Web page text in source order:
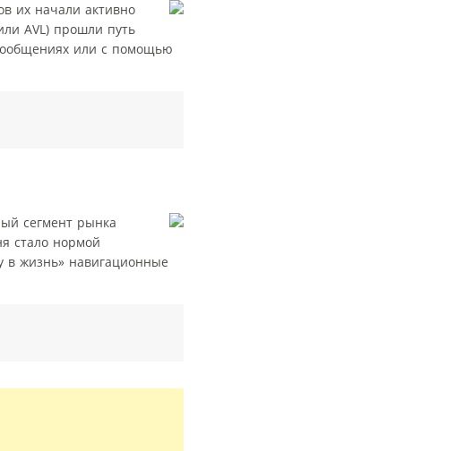
их начали активно
AVL) прошли путь
или с помощью
сегмент рынка
стало нормой
в жизнь» навигационные